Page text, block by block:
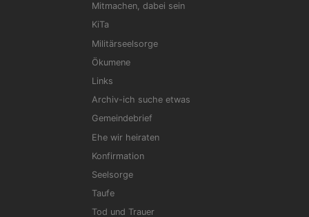
Mitmachen, dabei sein
KiTa
Militärseelsorge
Ökumene
Links
Archiv-ich suche etwas
Gemeindebrief
Ehe wir heiraten
Konfirmation
Seelsorge
Taufe
Tod und Trauer